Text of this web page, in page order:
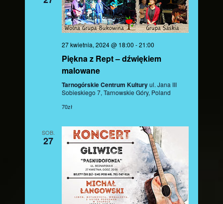
27 kwietnia, 2024 @ 18:00 -21:00
Piękna z Rept – dźwiękiem
malowane
Tarnogórskie Centrum Kulturyul. Jana III
Sobieskiego 7, Tarnowskie Góry, Poland
70zł
SOB.
27